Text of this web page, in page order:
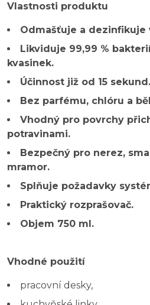
Vlastnosti produktu
Odmašťuje a dezinfikuje
Likviduje 99,99 %
kvasinek.
Účinnost již od 15 sekund.
Bez parfému, chlóru a
Vhodný pro povrchy
potravinami.
Bezpečný pro nerez,
mramor.
Splňuje požadavky
Praktický rozprašovač.
Objem 750 ml.
Vhodné použití
pracovní desky,